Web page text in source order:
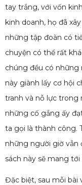
tay trắng, với vốn
kinh doanh, họ đã
những tập đoàn có
chuyện có thể rất
chúng đều có
này giành lấy cơ hội
tranh và nỗ lực trong
những cố gắng ấy
ta gọi là thành công.
những người giờ vẫn
sách này sẽ mang
Đặc biệt, sau mỗi bài